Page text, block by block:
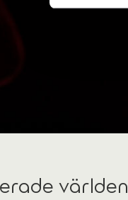
världen